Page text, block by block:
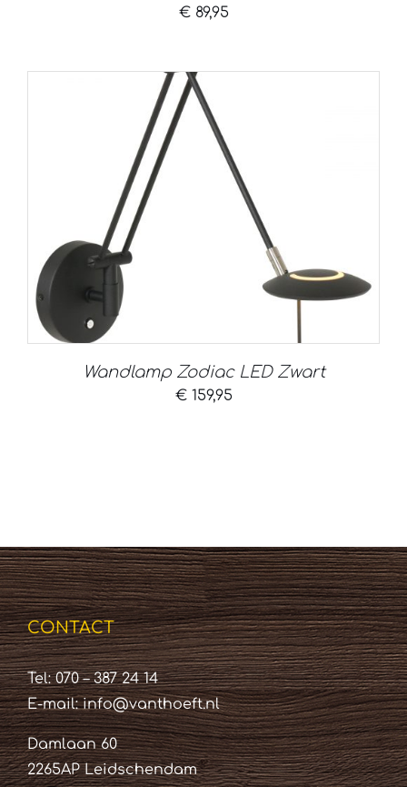
€89,95
Wandlamp Zodiac LED Zwart
€159,95
CONTACT
Tel: 070 – 387 24 14
E-mail:info@vanthoeft.nl
Damlaan 60
2265AP Leidschendam